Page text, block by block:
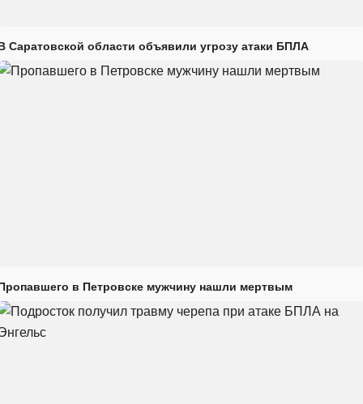
Саратовской области объявили угрозу атаки БПЛА
в Петровске мужчину нашли мертвым